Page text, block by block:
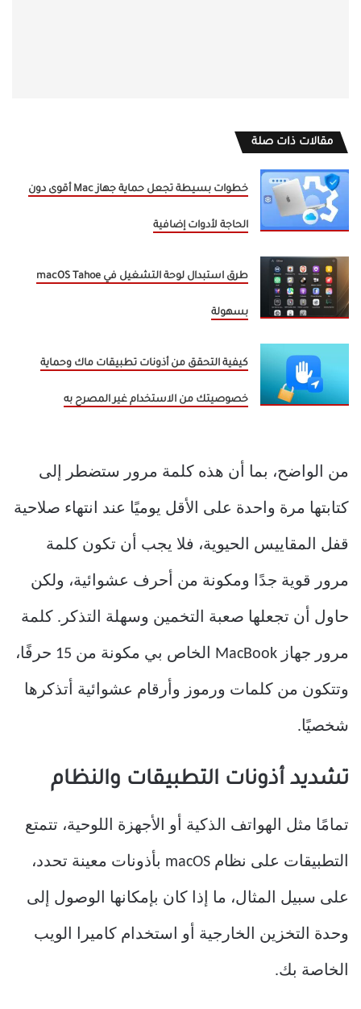
مقالات ذات صلة
خطوات بسيطة تجعل حماية جهاز Mac أقوى دون
الحاجة لأدوات إضافية
طرق استبدال لوحة التشغيل في macOS Tahoe
بسهولة
كيفية التحقق من أذونات تطبيقات ماك وحماية
خصوصيتك من الاستخدام غير المصرح به
من الواضح، بما أن هذه كلمة مرور ستضطر إلى
كتابتها مرة واحدة على الأقل يوميًا عند انتهاء صلاحية
قفل المقاييس الحيوية، فلا يجب أن تكون كلمة
مرور قوية جدًا ومكونة من أحرف عشوائية، ولكن
حاول أن تجعلها صعبة التخمين وسهلة التذكر. كلمة
مرور جهاز MacBook الخاص بي مكونة من 15 حرفًا،
وتتكون من كلمات ورموز وأرقام عشوائية أتذكرها
شخصيًا.
تشديد أذونات التطبيقات والنظام
تمامًا مثل الهواتف الذكية أو الأجهزة اللوحية، تتمتع
التطبيقات على نظام macOS بأذونات معينة تحدد،
على سبيل المثال، ما إذا كان بإمكانها الوصول إلى
وحدة التخزين الخارجية أو استخدام كاميرا الويب
الخاصة بك.